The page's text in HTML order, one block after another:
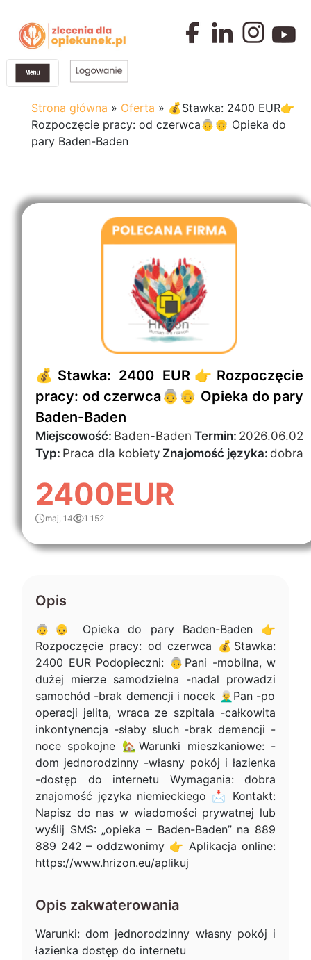
Strona główna » Oferta » 💰Stawka: 2400 EUR👉
Rozpoczęcie pracy: od czerwca👵👴 Opieka do
pary Baden-Baden
💰Stawka: 2400 EUR👉Rozpoczęcie
pracy: od czerwca👵👴 Opieka do pary
Baden-Baden
Miejscowość: Baden-Baden Termin: 2026.06.02
Typ: Praca dla kobiety Znajomość języka: dobra
2400EUR
maj, 14 1 152
Opis
👵👴 Opieka do pary Baden-Baden 👉
Rozpoczęcie pracy: od czerwca 💰Stawka:
2400 EUR Podopieczni: 👵Pani -mobilna, w
dużej mierze samodzielna -nadal prowadzi
samochód -brak demencji i nocek 👨‍🦳Pan -po
operacji jelita, wraca ze szpitala -całkowita
inkontynencja -słaby słuch -brak demencji -
noce spokojne 🏡Warunki mieszkaniowe: -
dom jednorodzinny -własny pokój i łazienka
-dostęp do internetu Wymagania: dobra
znajomość języka niemieckiego 📩 Kontakt:
Napisz do nas w wiadomości prywatnej lub
wyślij SMS: „opieka – Baden-Baden” na 889
889 242 – oddzwonimy 👉 Aplikacja online:
https://www.hrizon.eu/aplikuj
Opis zakwaterowania
Warunki: dom jednorodzinny własny pokój i
łazienka dostęp do internetu